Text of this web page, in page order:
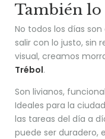
También lo
No todos los días
salir con lo justo, sin
visual, creamos
Trébol.
Son livianos,
Ideales para la
las tareas del día a
puede ser duradero,